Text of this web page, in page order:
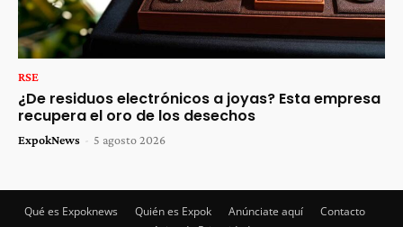
RSE
¿De residuos electrónicos a joyas? Esta empresa
recupera el oro de los desechos
ExpokNews - 5 agosto 2026
Qué es Expoknews Quién es Expok Anúnciate aquí
Contacto